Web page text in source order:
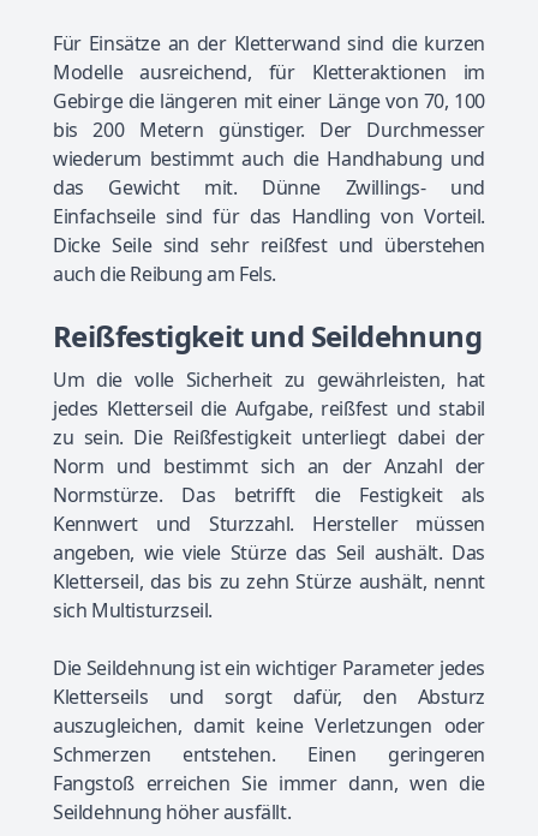
Für Einsätze an der Kletterwand sind die kurzen
Modelle ausreichend, für Kletteraktionen im
Gebirge die längeren mit einer Länge von 70, 100
bis 200 Metern günstiger. Der Durchmesser
wiederum bestimmt auch die Handhabung und
das Gewicht mit. Dünne Zwillings- und
Einfachseile sind für das Handling von Vorteil.
Dicke Seile sind sehr reißfest und überstehen
auch die Reibung am Fels.
Reißfestigkeit und Seildehnung
Um die volle Sicherheit zu gewährleisten, hat
jedes Kletterseil die Aufgabe, reißfest und stabil
zu sein. Die Reißfestigkeit unterliegt dabei der
Norm und bestimmt sich an der Anzahl der
Normstürze. Das betrifft die Festigkeit als
Kennwert und Sturzzahl. Hersteller müssen
angeben, wie viele Stürze das Seil aushält. Das
Kletterseil, das bis zu zehn Stürze aushält, nennt
sich Multisturzseil.
Die Seildehnung ist ein wichtiger Parameter jedes
Kletterseils und sorgt dafür, den Absturz
auszugleichen, damit keine Verletzungen oder
Schmerzen entstehen. Einen geringeren
Fangstoß erreichen Sie immer dann, wen die
Seildehnung höher ausfällt.